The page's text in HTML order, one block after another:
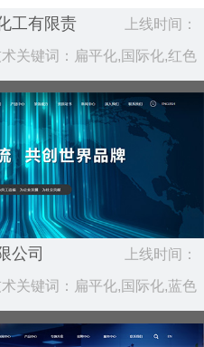
工有限责
上线时间：
2021.08
关键词：扁平化,国际化,红色
公司 上线时间：
2021.08
关键词：扁平化,国际化,蓝色